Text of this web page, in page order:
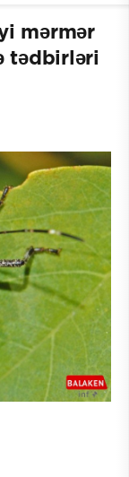
mərmər
tədbirləri